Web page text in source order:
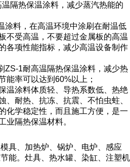
温隔热保温涂料，减少蒸汽热能的
涂料，在高温环境中涂刷在耐温低
不受高温，不要超过金属板的高温
各项性能指标，减少高温设备制作
ZS-1耐高温隔热保温涂料，减少热
能率可以达到 60%以上；
温涂料体质轻、导热系数低、热绝
、耐热、抗冻、抗震、不怕虫蛀、
化学稳定性，而且施工方便，是一
业隔热保温材料。
具、加热炉、锅炉、电炉、感应
能。灶具、热水罐、染缸、注塑机